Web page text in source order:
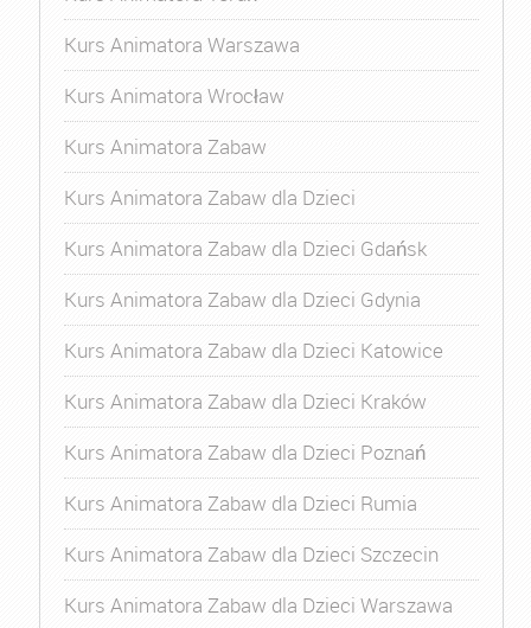
Kurs Animatora Warszawa
Kurs Animatora Wrocław
Kurs Animatora Zabaw
Kurs Animatora Zabaw dla Dzieci
Kurs Animatora Zabaw dla Dzieci Gdańsk
Kurs Animatora Zabaw dla Dzieci Gdynia
Kurs Animatora Zabaw dla Dzieci Katowice
Kurs Animatora Zabaw dla Dzieci Kraków
Kurs Animatora Zabaw dla Dzieci Poznań
Kurs Animatora Zabaw dla Dzieci Rumia
Kurs Animatora Zabaw dla Dzieci Szczecin
Kurs Animatora Zabaw dla Dzieci Warszawa